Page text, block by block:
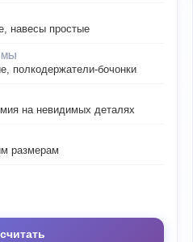
навесы простые
полкодержатели-бочонки
на невидимых деталях
размерам